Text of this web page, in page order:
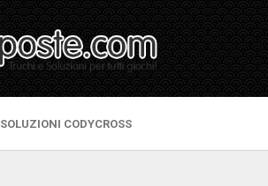
SOLUZIONI CODYCROSS